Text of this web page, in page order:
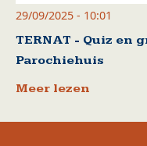
29/09/2025 - 10:01
TERNAT - Quiz en
Parochiehuis
Meer lezen